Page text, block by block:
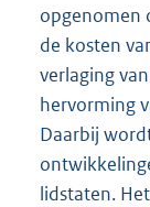
opgenomen
de kosten
verlaging
hervorming
Daarbij
lidstaten.